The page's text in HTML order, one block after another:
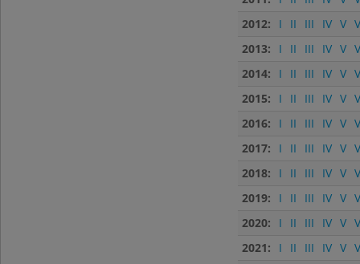
2012:
I II III IV V
2013:
I II III IV V
2014:
I II III IV V
2015:
I II III IV V
2016:
I II III IV V
2017:
I II III IV V
2018:
I II III IV V
2019:
I II III IV V
2020:
I II III IV V
2021:
I II III IV V